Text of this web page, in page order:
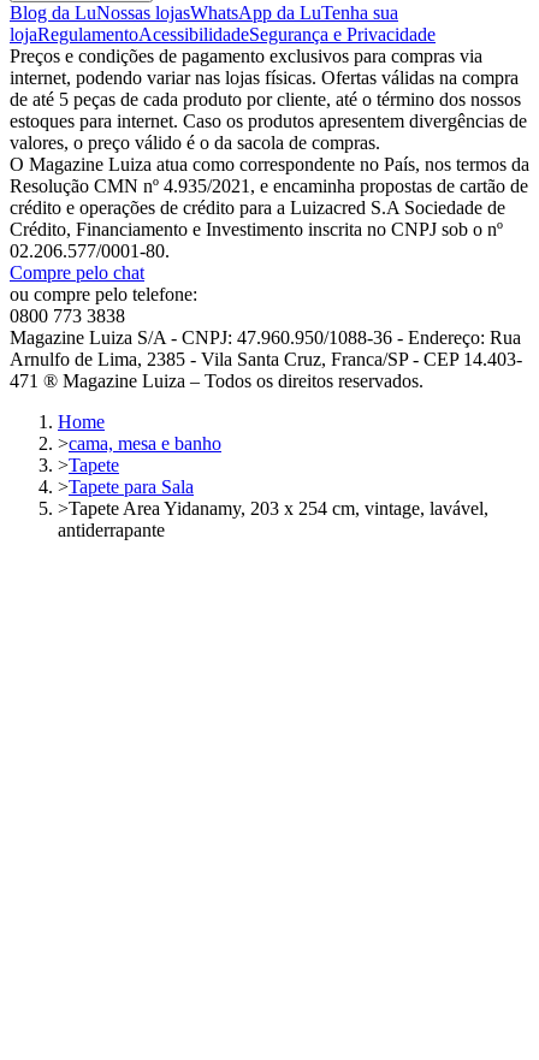
Blog da LuNossas lojasWhatsApp da LuTenha sua
lojaRegulamentoAcessibilidadeSegurança e Privacidade
Preços e condições de pagamento exclusivos para compras via
internet, podendo variar nas lojas físicas. Ofertas válidas na compra
de até 5 peças de cada produto por cliente, até o término dos nossos
estoques para internet. Caso os produtos apresentem divergências de
valores, o preço válido é o da sacola de compras.
O Magazine Luiza atua como correspondente no País, nos termos da
Resolução CMN nº 4.935/2021, e encaminha propostas de cartão de
crédito e operações de crédito para a Luizacred S.A Sociedade de
Crédito, Financiamento e Investimento inscrita no CNPJ sob o nº
02.206.577/0001-80.
Compre pelo chat
ou compre pelo telefone:
0800 773 3838
Magazine Luiza S/A - CNPJ: 47.960.950/1088-36 - Endereço: Rua
Arnulfo de Lima, 2385 - Vila Santa Cruz, Franca/SP - CEP 14.403-
471 ® Magazine Luiza – Todos os direitos reservados.
Home
>cama, mesa e banho
>Tapete
>Tapete para Sala
>Tapete Area Yidanamy, 203 x 254 cm, vintage, lavável,
antiderrapante